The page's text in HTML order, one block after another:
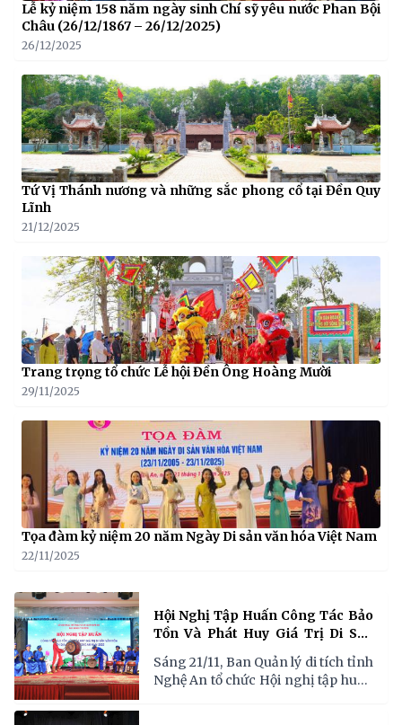
Lễ kỷ niệm 158 năm ngày sinh Chí sỹ yêu nước Phan Bội
Châu (26/12/1867 – 26/12/2025)
26/12/2025
Tứ Vị Thánh nương và những sắc phong cổ tại Đền Quy
Lĩnh
21/12/2025
Trang trọng tổ chức Lễ hội Đền Ông Hoàng Mười
29/11/2025
Tọa đàm kỷ niệm 20 năm Ngày Di sản văn hóa Việt Nam
22/11/2025
Hội Nghị Tập Huấn Công Tác Bảo
Tồn Và Phát Huy Giá Trị Di Sản
Văn Hóa Năm 2025
Sáng 21/11, Ban Quản lý di tích tỉnh
Nghệ An tổ chức Hội nghị tập huấn